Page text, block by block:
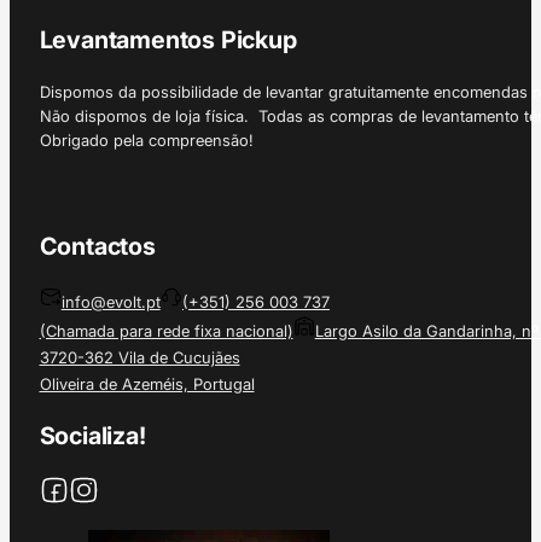
Levantamentos Pickup
Dispomos da possibilidade de levantar gratuitamente
Não dispomos de loja física. Todas as compras de levantamento
Obrigado pela compreensão!
Contactos
info@evolt.pt
(+351) 256 003 737
(Chamada para rede fixa nacional)
Largo Asilo da Gandarinha, nº
3720-362 Vila de Cucujães
Oliveira de Azeméis, Portugal
Socializa!